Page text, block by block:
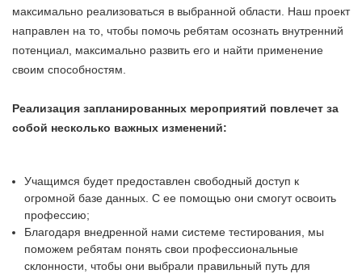
максимально реализоваться в выбранной области. Наш проект
направлен на то, чтобы помочь ребятам осознать внутренний
потенциал, максимально развить его и найти применение
своим способностям.
Реализация запланированных мероприятий повлечет за
собой несколько важных изменений:
Учащимся будет предоставлен свободный доступ к
огромной базе данных. С ее помощью они смогут освоить
профессию;
Благодаря внедренной нами системе тестирования, мы
поможем ребятам понять свои профессиональные
склонности, чтобы они выбрали правильный путь для